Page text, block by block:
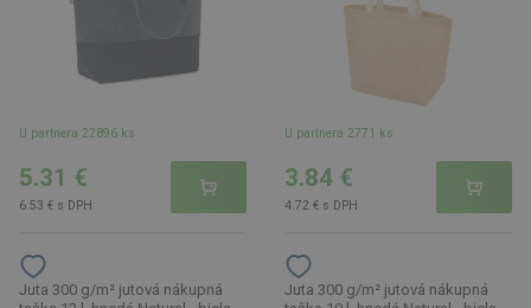
U partnera 22896 ks
5.31 €
6.53 € s DPH
U partnera 2771 ks
3.84 €
4.72 € s DPH
Juta 300 g/m² jutová nákupná
Juta 300 g/m² jutová nákupná